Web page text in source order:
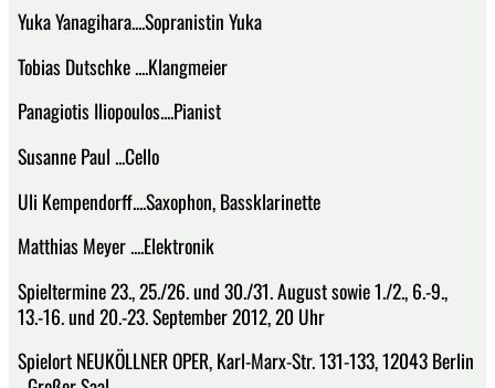
Yuka Yanagihara....Sopranistin Yuka
Tobias Dutschke ....Klangmeier
Panagiotis Iliopoulos....Pianist
Susanne Paul ...Cello
Uli Kempendorff....Saxophon, Bassklarinette
Matthias Meyer ....Elektronik
Spieltermine 23., 25./26. und 30./31. August sowie 1./2., 6.-9.,
13.-16. und 20.-23. September 2012, 20 Uhr
Spielort NEUKÖLLNER OPER, Karl-Marx-Str. 131-133, 12043 Berlin